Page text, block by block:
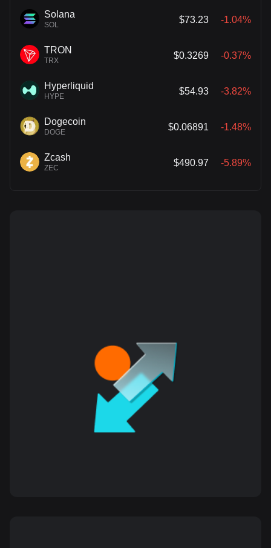
Solana
SOL
$73.23 -1.04%
TRON
TRX
$0.3269 -0.37%
Hyperliquid
HYPE
$54.93 -3.82%
Dogecoin
DOGE
$0.06891 -1.48%
Zcash
ZEC
$490.97 -5.89%